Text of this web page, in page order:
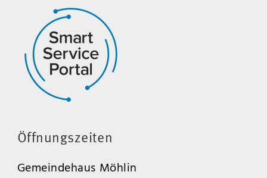
Öffnungszeiten
Gemeindehaus Möhlin